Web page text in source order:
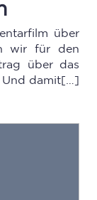
über
wir für den
über das
Und damit[…]